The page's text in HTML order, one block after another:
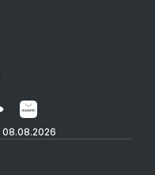
08.08.2026